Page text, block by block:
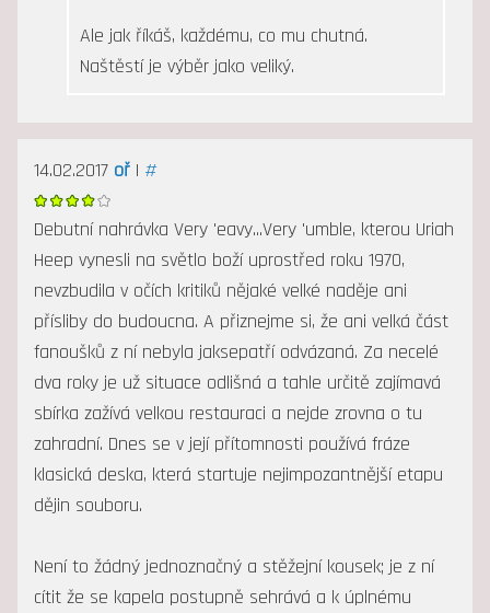
Ale jak říkáš, každému, co mu chutná.
Naštěstí je výběr jako veliký.
14.02.2017 oř| #
Debutní nahrávka Very 'eavy...Very 'umble, kterou Uriah
Heep vynesli na světlo boží uprostřed roku 1970,
nevzbudila v očích kritiků nějaké velké naděje ani
přísliby do budoucna. A přiznejme si, že ani velká část
fanoušků z ní nebyla jaksepatří odvázaná. Za necelé
dva roky je už situace odlišná a tahle určitě zajímavá
sbírka zažívá velkou restauraci a nejde zrovna o tu
zahradní. Dnes se v její přítomnosti používá fráze
klasická deska, která startuje nejimpozantnější etapu
dějin souboru.
Není to žádný jednoznačný a stěžejní kousek; je z ní
cítit že se kapela postupně sehrává a k úplnému